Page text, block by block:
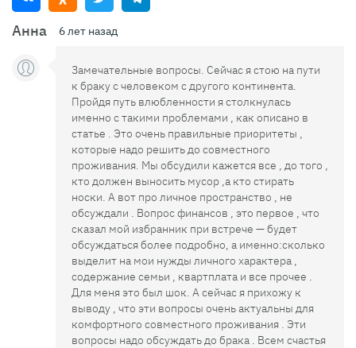
Анна 6 лет назад
Замечательные вопросы. Сейчас я стою на пути
к браку с человеком с другого континента.
Пройдя путь влюбленности я столкнулась
именно с такими проблемами , как описано в
статье . Это очень правильные приоритеты ,
которые надо решить до совместного
проживания. Мы обсудили кажется все , до того ,
кто должен выносить мусор ,а кто стирать
носки. А вот про личное пространство , не
обсуждали . Вопрос финансов , это первое , что
сказал мой избранник при встрече — будет
обсуждаться более подробно, а именно:сколько
выделит на мои нужды личного характера ,
содержание семьи , квартплата и все прочее .
Для меня это был шок. А сейчас я прихожу к
выводу , что эти вопросы очень актуальны для
комфортного совместного проживания . Эти
вопросы надо обсуждать до брака . Всем счастья